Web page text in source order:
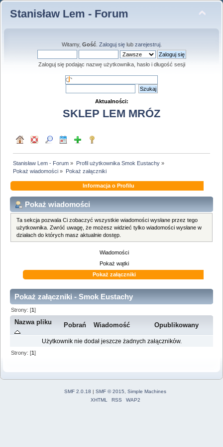
Stanisław Lem - Forum
Witamy, Gość. Zaloguj sięlub zarejestruj.
Zaloguj się podając nazwę użytkownika, hasło i długość sesji
Aktualności:
SKLEP LEM MRÓZ
Stanisław Lem - Forum » Profil użytkownika Smok Eustachy»
Pokaż wiadomości » Pokaż załączniki
Informacja o Profilu
Pokaż wiadomości
Ta sekcja pozwala Ci zobaczyć wszystkie wiadomości wysłane przez tego
użytkownika. Zwróć uwagę, że możesz widzieć tylko wiadomości wysłane w
działach do których masz aktualnie dostęp.
Wiadomości
Pokaż wątki
Pokaż załączniki
Pokaż załączniki - Smok Eustachy
Strony: [1]
Nazwa pliku Pobrań Wiadomość Opublikowany
Użytkownik nie dodał jeszcze żadnych załączników.
Strony: [1]
SMF 2.0.18 | SMF © 2015
Simple Machines
XHTML
RSS WAP2